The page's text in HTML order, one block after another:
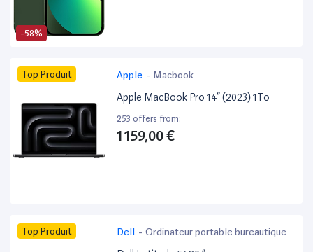
-58%
Top Produit Apple - Macbook
Apple MacBook Pro 14” (2023) 1To
253 offers from:
1 159,00 €
Top Produit Dell - Ordinateur portable bureautique